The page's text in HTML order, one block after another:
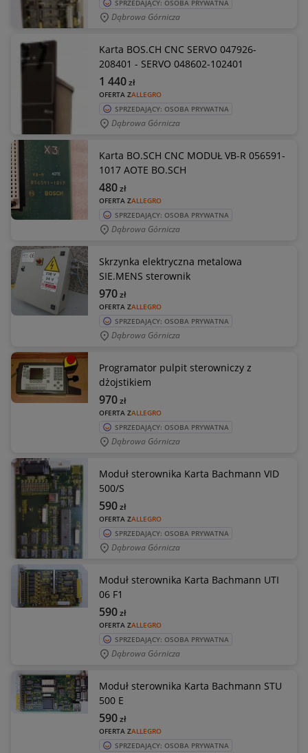
SPRZEDAJĄCY: OSOBA PRYWATNA
Dąbrowa Górnicza
Karta BOS.CH CNC SERVO 047926-
208401 - SERVO 048602-102401
OFERTA ZALLEGRO
1 440zł
SPRZEDAJĄCY: OSOBA PRYWATNA
Dąbrowa Górnicza
Karta BO.SCH CNC MODUŁ VB-R 056591-
1017 AOTE BO.SCH
OFERTA ZALLEGRO
480zł
SPRZEDAJĄCY: OSOBA PRYWATNA
Dąbrowa Górnicza
Skrzynka elektryczna metalowa
SIE.MENS sterownik
OFERTA ZALLEGRO
970zł
SPRZEDAJĄCY: OSOBA PRYWATNA
Dąbrowa Górnicza
Programator pulpit sterowniczy z
dżojstikiem
OFERTA ZALLEGRO
970zł
SPRZEDAJĄCY: OSOBA PRYWATNA
Dąbrowa Górnicza
Moduł sterownika Karta Bachmann VID
500/S
OFERTA ZALLEGRO
590zł
SPRZEDAJĄCY: OSOBA PRYWATNA
Dąbrowa Górnicza
Moduł sterownika Karta Bachmann UTI
06 F1
OFERTA ZALLEGRO
590zł
SPRZEDAJĄCY: OSOBA PRYWATNA
Dąbrowa Górnicza
Moduł sterownika Karta Bachmann STU
500 E
OFERTA ZALLEGRO
590zł
SPRZEDAJĄCY: OSOBA PRYWATNA